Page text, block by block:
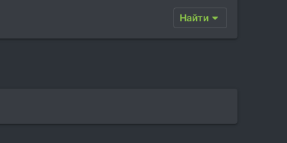
Найти